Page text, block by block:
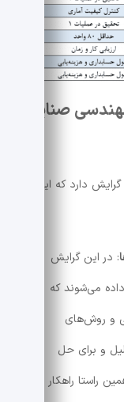
صنایع
رشته‌ی مهندسی صنایع در مقطع کارشناسی ۴ گرایش دارد که این
: در این گرایش
می‌شوند که
و روش‌های
و برای حل
راستا راهکار